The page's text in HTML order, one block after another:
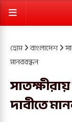
হোম বাংলাদেশ
মানববন্ধন
সাতক্ষীরায়
দাবীতে